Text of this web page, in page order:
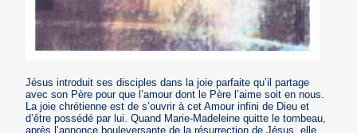
Jésus introduit ses disciples dans la joie parfaite qu’il partage
avec son Père pour que l’amour dont le Père l’aime soit en nous.
La joie chrétienne est de s’ouvrir à cet Amour infini de Dieu et
d’être possédé par lui. Quand Marie-Madeleine quitte le tombeau,
après l’annonce bouleversante de la résurrection de Jésus, elle